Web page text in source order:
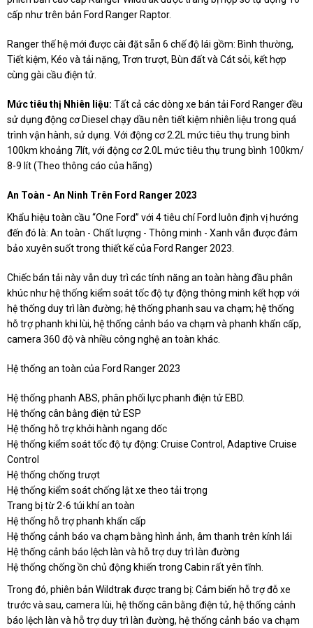
cấp như trên bản Ford Ranger Raptor.
Ranger thế hệ mới được cài đặt sẵn 6 chế độ lái gồm: Bình thường,
Tiết kiệm, Kéo và tải nặng, Trơn trượt, Bùn đất và Cát sỏi, kết hợp
cùng gài cầu điện tử.
Mức tiêu thị Nhiên liệu: Tất cả các dòng xe bán tải Ford Ranger đều
sử dụng động cơ Diesel chạy dầu nên tiết kiệm nhiên liệu trong quá
trình vận hành, sử dụng. Với động cơ 2.2L mức tiêu thụ trung bình
100km khoảng 7lít, với động cơ 2.0L mức tiêu thụ trung bình 100km/
8-9 lít (Theo thông cáo của hãng)
An Toàn - An Ninh Trên Ford Ranger 2023
Khẩu hiệu toàn cầu “One Ford” với 4 tiêu chí Ford luôn định vị hướng
đến đó là: An toàn - Chất lượng - Thông minh - Xanh vẫn được đảm
bảo xuyên suốt trong thiết kế của Ford Ranger 2023.
Chiếc bán tải này vẫn duy trì các tính năng an toàn hàng đầu phân
khúc như hệ thống kiểm soát tốc độ tự động thông minh kết hợp với
hệ thống duy trì làn đường; hệ thống phanh sau va chạm; hệ thống
hỗ trợ phanh khi lùi, hệ thống cảnh báo va chạm và phanh khẩn cấp,
camera 360 độ và nhiều công nghệ an toàn khác.
Hệ thống an toàn của Ford Ranger 2023
Hệ thống phanh ABS, phân phối lực phanh điện tử EBD.
Hệ thống cân bằng điện tử ESP
Hệ thống hỗ trợ khởi hành ngang dốc
Hệ thống kiểm soát tốc độ tự động: Cruise Control, Adaptive Cruise
Control
Hệ thống chống trượt
Hệ thống kiểm soát chống lật xe theo tải trọng
Trang bị từ 2-6 túi khí an toàn
Hệ thống hỗ trợ phanh khẩn cấp
Hệ thống cảnh báo va chạm bằng hình ảnh, âm thanh trên kính lái
Hệ thống cảnh báo lệch làn và hỗ trợ duy trì làn đường
Hệ thống chống ồn chủ động khiến trong Cabin rất yên tĩnh.
Trong đó, phiên bản Wildtrak được trang bị: Cảm biến hỗ trợ đỗ xe
trước và sau, camera lùi, hệ thống cân bằng điện tử, hệ thống cảnh
báo lệch làn và hỗ trợ duy trì làn đường, hệ thống cảnh báo va chạm